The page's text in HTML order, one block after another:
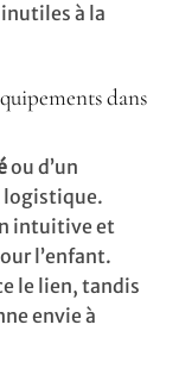
à la
dans
ou d’un
logistique.
intuitive et
l’enfant.
le lien, tandis
envie à